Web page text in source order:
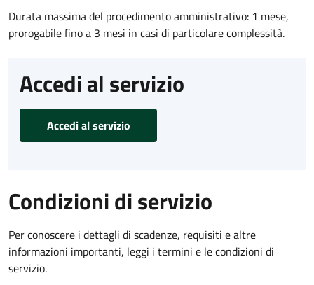
Durata massima del procedimento amministrativo: 1 mese,
prorogabile fino a 3 mesi in casi di particolare complessità.
Accedi al servizio
Accedi al servizio
Condizioni di servizio
Per conoscere i dettagli di scadenze, requisiti e altre
informazioni importanti, leggi i termini e le condizioni di
servizio.